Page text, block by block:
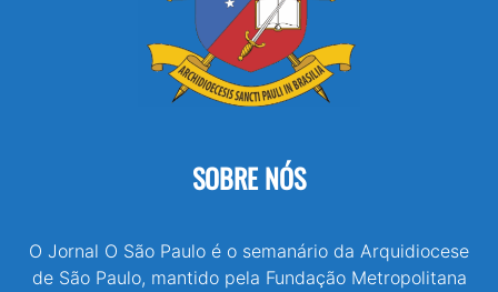
SOBRE NÓS
O Jornal O São Paulo é o semanário da Arquidiocese
de São Paulo, mantido pela Fundação Metropolitana